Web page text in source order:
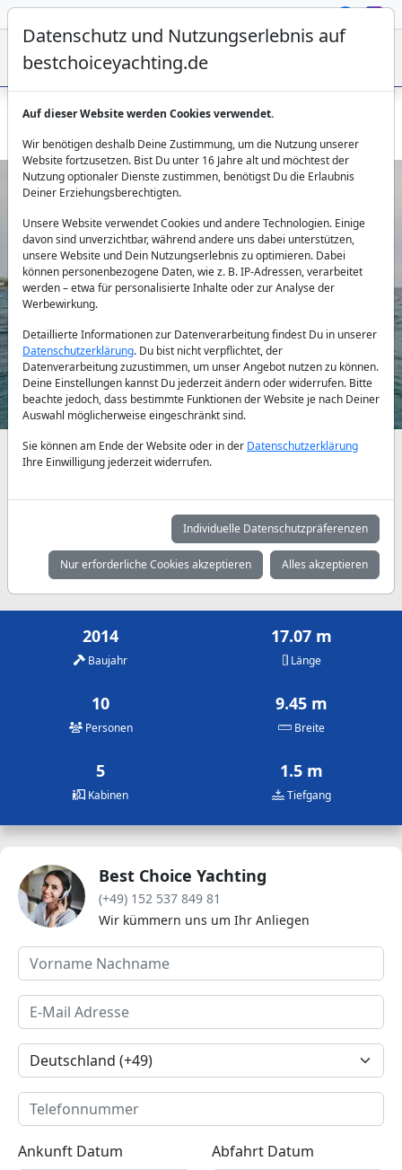
Lagoon 560 S2 Meliti: Luxus-Katamaran ab Athen
Previous Next
Verfügbarkeiten und Tagespreise nach Absprache
Mai Juni
3.090 €
Juli
3.420 €
August
3.420 €
September
3.090 €
Oktober
2.390 €
2014
Baujahr
17.07 m
Länge
10
Personen
9.45 m
Breite
5
Kabinen
1.5 m
Tiefgang
Best Choice Yachting
(+49) 152 537 849 81
Wir kümmern uns um Ihr Anliegen
Ankunft Datum Abfahrt Datum
Datenschutz und Nutzungserlebnis auf
bestchoiceyachting.de
Auf dieser Website werden Cookies verwendet.
Wir benötigen deshalb Deine Zustimmung, um die Nutzung unserer
Website fortzusetzen. Bist Du unter 16 Jahre alt und möchtest der
Nutzung optionaler Dienste zustimmen, benötigst Du die Erlaubnis
Deiner Erziehungsberechtigten.
Unsere Website verwendet Cookies und andere Technologien. Einige
davon sind unverzichtbar, während andere uns dabei unterstützen,
unsere Website und Dein Nutzungserlebnis zu optimieren. Dabei
können personenbezogene Daten, wie z. B. IP-Adressen, verarbeitet
werden – etwa für personalisierte Inhalte oder zur Analyse der
Werbewirkung.
Detaillierte Informationen zur Datenverarbeitung findest Du in unserer
Datenschutzerklärung. Du bist nicht verpflichtet, der
Datenverarbeitung zuzustimmen, um unser Angebot nutzen zu können.
Deine Einstellungen kannst Du jederzeit ändern oder widerrufen. Bitte
beachte jedoch, dass bestimmte Funktionen der Website je nach Deiner
Auswahl möglicherweise eingeschränkt sind.
Sie können am Ende der Website oder in der Datenschutzerklärung
Ihre Einwilligung jederzeit widerrufen.
Individuelle Datenschutzpräferenzen
Nur erforderliche Cookies akzeptieren Alles akzeptieren